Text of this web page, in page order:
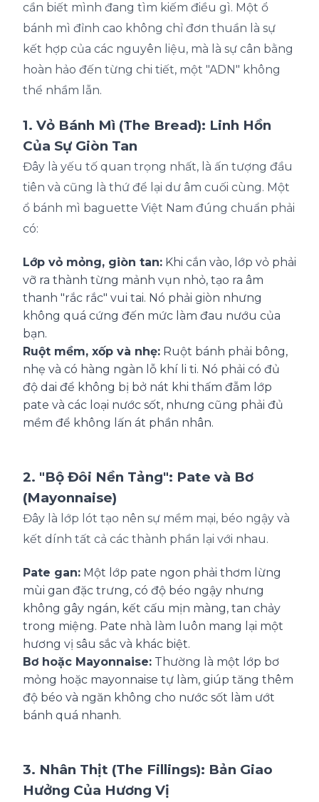
cần biết mình đang tìm kiếm điều gì. Một ổ
bánh mì đỉnh cao không chỉ đơn thuần là sự
kết hợp của các nguyên liệu, mà là sự cân bằng
hoàn hảo đến từng chi tiết, một "ADN" không
thể nhầm lẫn.
1. Vỏ Bánh Mì (The Bread): Linh Hồn
Của Sự Giòn Tan
Đây là yếu tố quan trọng nhất, là ấn tượng đầu
tiên và cũng là thứ để lại dư âm cuối cùng. Một
ổ bánh mì baguette Việt Nam đúng chuẩn phải
có:
Lớp vỏ mỏng, giòn tan: Khi cắn vào, lớp vỏ phải
vỡ ra thành từng mảnh vụn nhỏ, tạo ra âm
thanh "rắc rắc" vui tai. Nó phải giòn nhưng
không quá cứng đến mức làm đau nướu của
bạn.
Ruột mềm, xốp và nhẹ: Ruột bánh phải bông,
nhẹ và có hàng ngàn lỗ khí li ti. Nó phải có đủ
độ dai để không bị bở nát khi thấm đẫm lớp
pate và các loại nước sốt, nhưng cũng phải đủ
mềm để không lấn át phần nhân.
2. "Bộ Đôi Nền Tảng": Pate và Bơ
(Mayonnaise)
Đây là lớp lót tạo nên sự mềm mại, béo ngậy và
kết dính tất cả các thành phần lại với nhau.
Pate gan: Một lớp pate ngon phải thơm lừng
mùi gan đặc trưng, có độ béo ngậy nhưng
không gây ngán, kết cấu mịn màng, tan chảy
trong miệng. Pate nhà làm luôn mang lại một
hương vị sâu sắc và khác biệt.
Bơ hoặc Mayonnaise: Thường là một lớp bơ
mỏng hoặc mayonnaise tự làm, giúp tăng thêm
độ béo và ngăn không cho nước sốt làm ướt
bánh quá nhanh.
3. Nhân Thịt (The Fillings): Bản Giao
Hưởng Của Hương Vị